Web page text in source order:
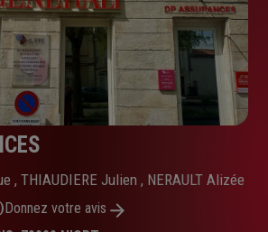
, THIAUDIERE Julien , NERAULT Alizée
Donnez votre avis